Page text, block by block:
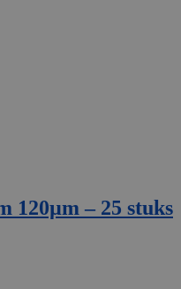
120µm – 25 stuks